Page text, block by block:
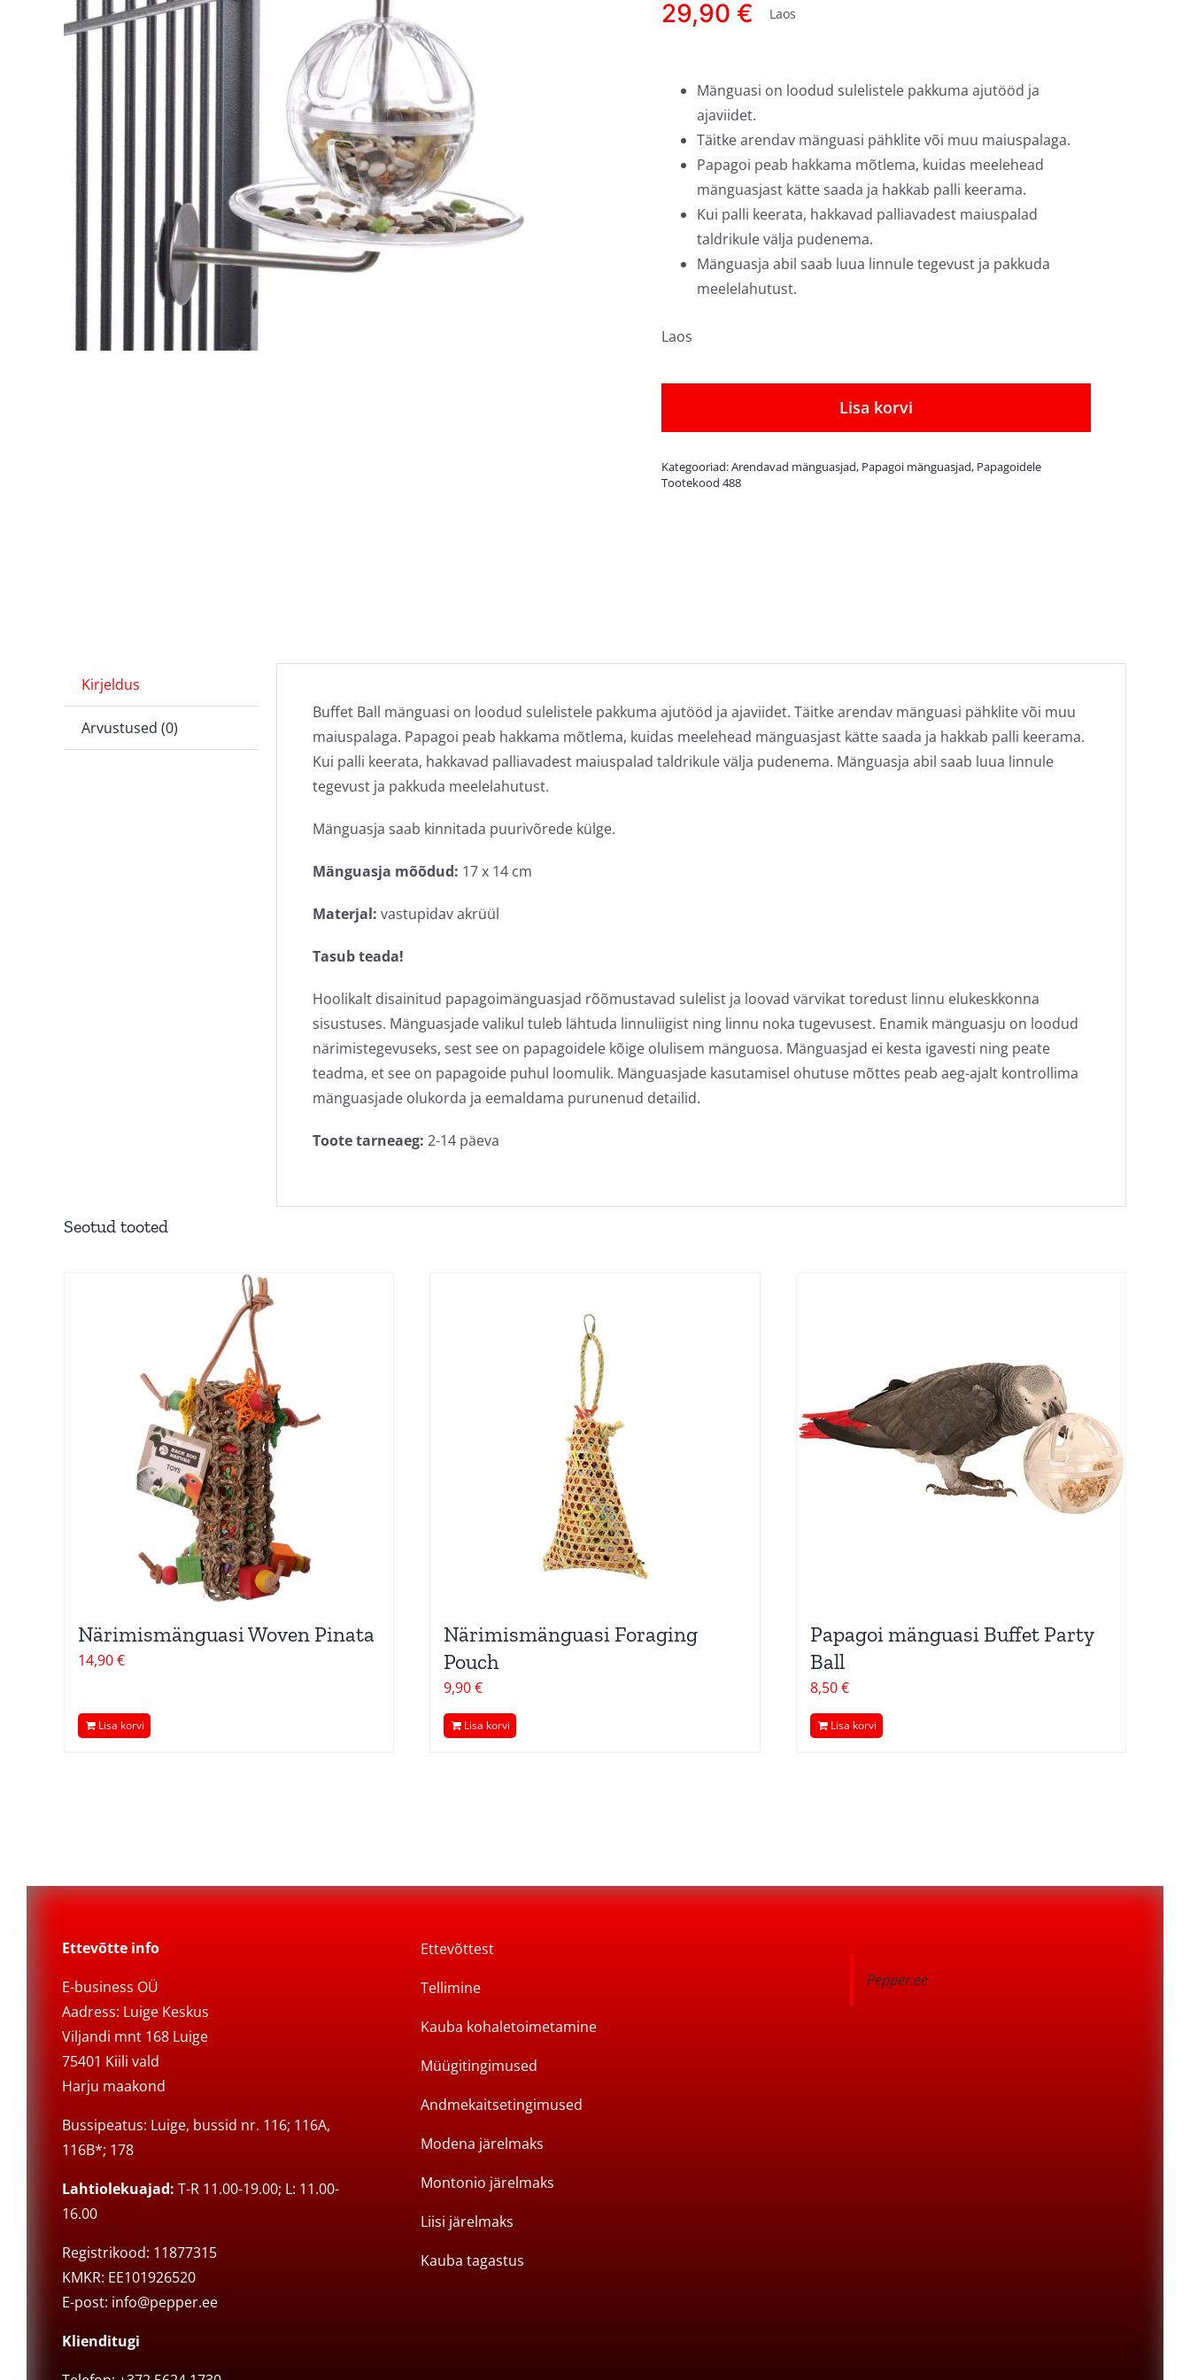
29,90 € Laos
Mänguasi on loodud sulelistele pakkuma ajutööd ja
ajaviidet.
Täitke arendav mänguasi pähklite või muu maiuspalaga.
Papagoi peab hakkama mõtlema, kuidas meelehead
mänguasjast kätte saada ja hakkab palli keerama.
Kui palli keerata, hakkavad palliavadest maiuspalad
taldrikule välja pudenema.
Mänguasja abil saab luua linnule tegevust ja pakkuda
meelelahutust.
Laos
mänguasi
Buffet
with
Lisa korvi
Kategooriad:Arendavad mänguasjad, Papagoi mänguasjad, Papagoidele
Tootekood 488
Kirjeldus
Arvustused (0)
Buffet Ball mänguasi on loodud sulelistele pakkuma ajutööd ja ajaviidet. Täitke arendav mänguasi pähklite või muu
maiuspalaga. Papagoi peab hakkama mõtlema, kuidas meelehead mänguasjast kätte saada ja hakkab palli keerama.
Kui palli keerata, hakkavad palliavadest maiuspalad taldrikule välja pudenema. Mänguasja abil saab luua linnule
tegevust ja pakkuda meelelahutust.
Mänguasja saab kinnitada puurivõrede külge.
Mänguasja mõõdud: 17 x 14 cm
Materjal: vastupidav akrüül
Tasub teada!
Hoolikalt disainitud papagoimänguasjad rõõmustavad sulelist ja loovad värvikat toredust linnu elukeskkonna
sisustuses. Mänguasjade valikul tuleb lähtuda linnuliigist ning linnu noka tugevusest. Enamik mänguasju on loodud
närimistegevuseks, sest see on papagoidele kõige olulisem mänguosa. Mänguasjad ei kesta igavesti ning peate
teadma, et see on papagoide puhul loomulik. Mänguasjade kasutamisel ohutuse mõttes peab aeg-ajalt kontrollima
mänguasjade olukorda ja eemaldama purunenud detailid.
Toote tarneaeg: 2-14 päeva
Seotud tooted
Närimismänguasi Woven Pinata
14,90€
Lisa korvi
Närimismänguasi Foraging
Pouch
9,90€
Lisa korvi
Papagoi mänguasi Buffet Party
Ball
8,50€
Lisa korvi
Ettevõtte info
E-business OÜ
Aadress: Luige Keskus
Viljandi mnt 168 Luige
75401 Kiili vald
Harju maakond
Bussipeatus: Luige, bussid nr. 116; 116A,
116B*; 178
Lahtiolekuajad: T-R 11.00-19.00; L: 11.00-
16.00
Registrikood: 11877315
KMKR: EE101926520
E-post: info@pepper.ee
Klienditugi
Ettevõttest
Tellimine
Kauba kohaletoimetamine
Müügitingimused
Andmekaitsetingimused
Modena järelmaks
Montonio järelmaks
Liisi järelmaks
Kauba tagastus
Pepper.ee